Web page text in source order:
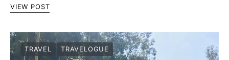
VIEW POST
TRAVEL TRAVELOGUE